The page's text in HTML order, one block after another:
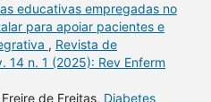
educativas empregadas no
para apoiar pacientes e
, Revista de
14 n. 1 (2025): Rev Enferm
de Freitas, Diabetes